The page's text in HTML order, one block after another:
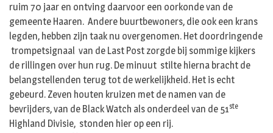
ruim 70 jaar en ontving daarvoor een oorkonde van de
gemeente Haaren. Andere buurtbewoners, die ook een krans
legden, hebben zijn taak nu overgenomen. Het doordringende
trompetsignaal van de Last Post zorgde bij sommige kijkers
de rillingen over hun rug. De minuut stilte hierna bracht de
belangstellenden terug tot de werkelijkheid. Het is echt
gebeurd. Zeven houten kruizen met de namen van de
bevrijders, van de Black Watch als onderdeel van de 51ste
Highland Divisie, stonden hier op een rij.